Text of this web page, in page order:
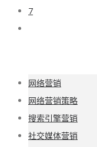
7
网络营销
网络营销策略
搜索引擎营销
社交媒体营销